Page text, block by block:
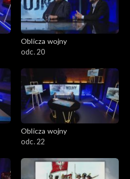
Oblicza wojny
odc. 20
Oblicza wojny
odc. 22